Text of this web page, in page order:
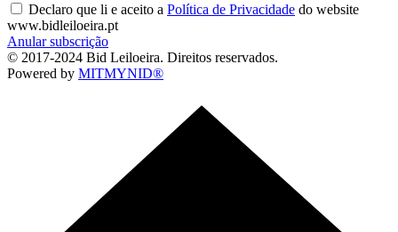
Declaro que li e aceito a Política de Privacidade do website
www.bidleiloeira.pt
Anular subscrição
© 2017-2024 Bid Leiloeira. Direitos reservados.
Powered by MITMYNID®